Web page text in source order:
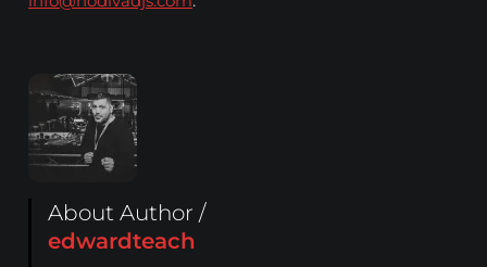
About Author /
edwardteach